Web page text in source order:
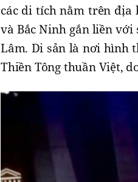
các di tích nằm trên địa
và Bắc Ninh gắn liền
Lâm. Di sản là nơi hình
Thiền Tông thuần Việt,